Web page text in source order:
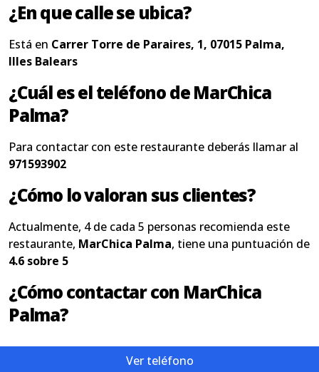
¿En que calle se ubica?
Está en Carrer Torre de Paraires, 1, 07015 Palma,
Illes Balears
¿Cuál es el teléfono de MarChica
Palma?
Para contactar con este restaurante deberás llamar al
971593902
¿Cómo lo valoran sus clientes?
Actualmente, 4 de cada 5 personas recomienda este
restaurante, MarChica Palma, tiene una puntuación de
4.6 sobre 5
¿Cómo contactar con MarChica
Palma?
Ver teléfono